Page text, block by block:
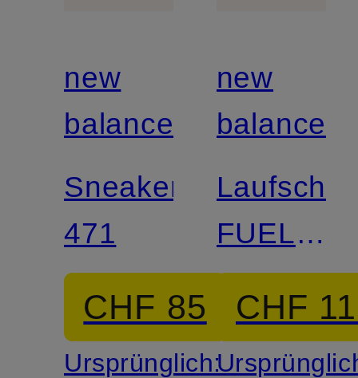
new
balance
Sneaker
471
CHF 85
Ursprünglich:
new
balance
REBEL
V5
CHF